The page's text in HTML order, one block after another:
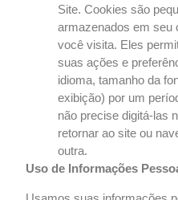
Site. Cookies são
armazenados em seu
você visita. Eles
suas ações e
idioma, tamanho da
exibição) por um
não precise digitá-las
retornar ao site ou
outra.
Uso de Informações